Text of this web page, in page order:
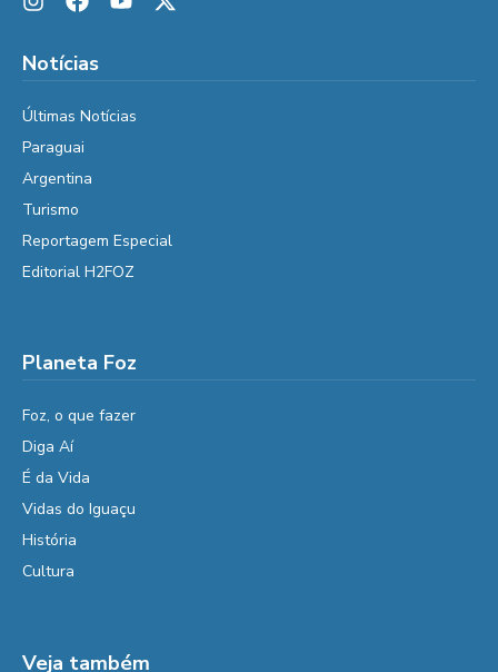
Notícias
Últimas Notícias
Paraguai
Argentina
Turismo
Reportagem Especial
Editorial H2FOZ
Planeta Foz
Foz, o que fazer
Diga Aí
É da Vida
Vidas do Iguaçu
História
Cultura
Veja também